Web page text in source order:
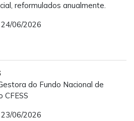
reformulados anualmente.
24/06/2026
do Fundo Nacional de
CFESS
23/06/2026